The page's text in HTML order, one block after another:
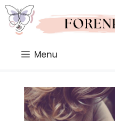
Saltar
al
contenido
Menu